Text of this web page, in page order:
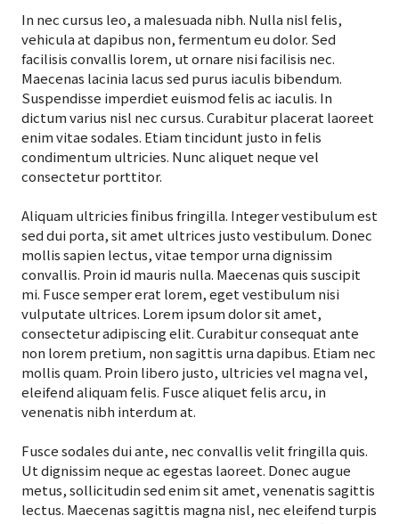
In nec cursus leo, a malesuada nibh. Nulla nisl felis,
vehicula at dapibus non, fermentum eu dolor. Sed
facilisis convallis lorem, ut ornare nisi facilisis nec.
Maecenas lacinia lacus sed purus iaculis bibendum.
Suspendisse imperdiet euismod felis ac iaculis. In
dictum varius nisl nec cursus. Curabitur placerat laoreet
enim vitae sodales. Etiam tincidunt justo in felis
condimentum ultricies. Nunc aliquet neque vel
consectetur porttitor.
Aliquam ultricies finibus fringilla. Integer vestibulum est
sed dui porta, sit amet ultrices justo vestibulum. Donec
mollis sapien lectus, vitae tempor urna dignissim
convallis. Proin id mauris nulla. Maecenas quis suscipit
mi. Fusce semper erat lorem, eget vestibulum nisi
vulputate ultrices. Lorem ipsum dolor sit amet,
consectetur adipiscing elit. Curabitur consequat ante
non lorem pretium, non sagittis urna dapibus. Etiam nec
mollis quam. Proin libero justo, ultricies vel magna vel,
eleifend aliquam felis. Fusce aliquet felis arcu, in
venenatis nibh interdum at.
Fusce sodales dui ante, nec convallis velit fringilla quis.
Ut dignissim neque ac egestas laoreet. Donec augue
metus, sollicitudin sed enim sit amet, venenatis sagittis
lectus. Maecenas sagittis magna nisl, nec eleifend turpis